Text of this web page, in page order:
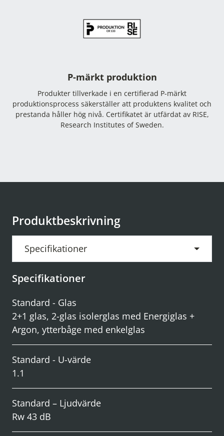
P-märkt produktion
Produkter tillverkade i en certifierad P-märkt
produktionsprocess säkerställer att produktens kvalitet och
prestanda håller hög nivå. Certifikatet är utfärdat av RISE,
Research Institutes of Sweden.
Produktbeskrivning
Specifikationer
Specifikationer
Standard - Glas
2+1 glas, 2-glas isolerglas med Energiglas +
Argon, ytterbåge med enkelglas
Standard - U-värde
1.1
Standard – Ljudvärde
Rw 43 dB